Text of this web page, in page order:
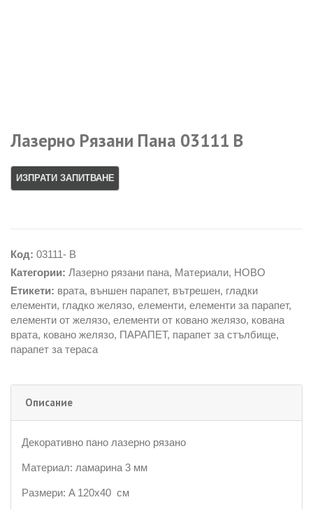
Лазерно Рязани Пана 03111 B
Код: 03111- B
Категории: Лазерно рязани пана, Материали, НОВО
Етикети: врата, външен парапет, вътрешен, гладки
елементи, гладко желязо, елементи, елементи за парапет,
елементи от желязо, елементи от ковано желязо, кована
врата, ковано желязо, ПАРАПЕТ, парапет за стълбище,
парапет за тераса
Описание
Декоративно пано лазерно рязано
Материал: ламарина 3 мм
Размери: A 120х40 см